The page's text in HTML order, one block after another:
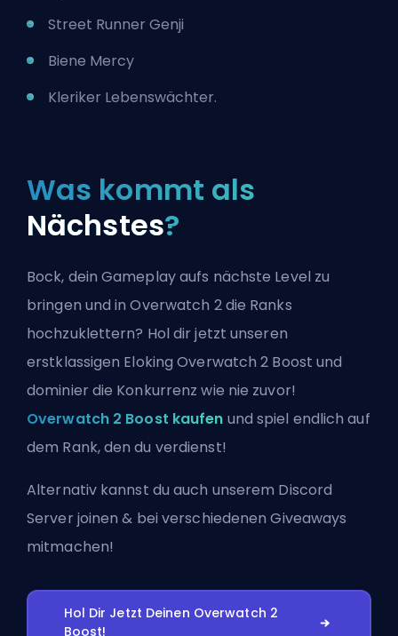
Street Runner Genji
Biene Mercy
Kleriker Lebenswächter.
Was kommt als
Nächstes?
Bock, dein Gameplay aufs nächste Level zu
bringen und in Overwatch 2 die Ranks
hochzuklettern? Hol dir jetzt unseren
erstklassigen Eloking Overwatch 2 Boost und
dominier die Konkurrenz wie nie zuvor!
Overwatch 2 Boost kaufen und spiel endlich auf
dem Rank, den du verdienst!
Alternativ kannst du auch unserem Discord
Server joinen & bei verschiedenen Giveaways
mitmachen!
Hol Dir Jetzt Deinen Overwatch 2
Boost!